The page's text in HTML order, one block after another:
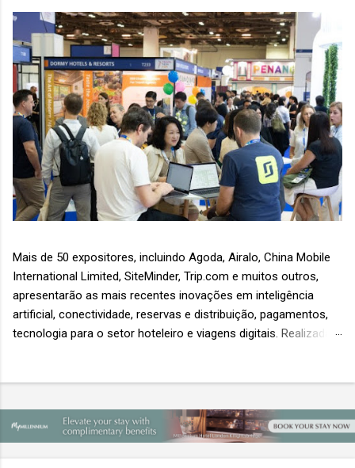
Mais de 50 expositores, incluindo Agoda, Airalo, China Mobile
International Limited, SiteMinder, Trip.com e muitos outros,
apresentarão as mais recentes inovações em inteligência
artificial, conectividade, reservas e distribuição, pagamentos,
tecnologia para o setor hoteleiro e viagens digitais. Realizada
podem acessar os três eventos simultâneos A Travel Tech
Asia 2026 retorna de 21 a 23 de outubro de 2026 no Sands